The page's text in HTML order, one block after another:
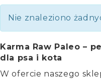
Nie znaleziono
Karma Raw Paleo –
dla psa i kota
W ofercie naszego